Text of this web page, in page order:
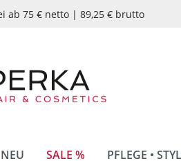
springen
ab 75 € netto | 89,25 € brutto
NEU SALE % PFLEGE •